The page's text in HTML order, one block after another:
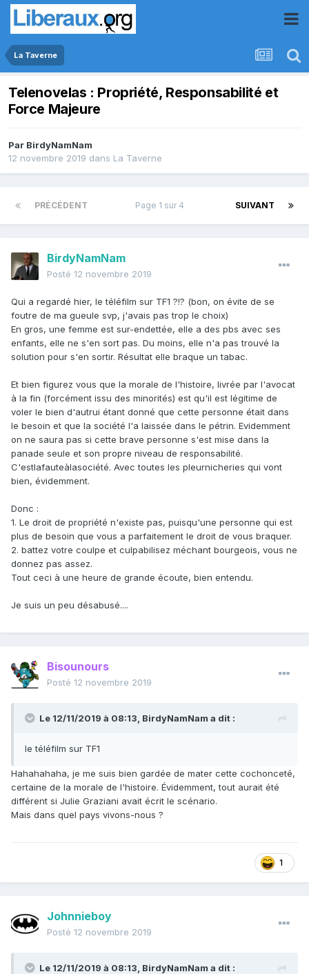
La Taverne
Telenovelas : Propriété, Responsabilité et
Force Majeure
Par BirdyNamNam
12 novembre 2019 dans La Taverne
PRÉCÉDENT SUIVANT
Page 1 sur 4
BirdyNamNam
Posté 12 novembre 2019
Qui a regardé hier, le téléfilm sur TF1 ?!? (bon, on évite de se
foutre de ma gueule svp, j'avais pas trop le choix)
En gros, une femme est sur-endettée, elle a des pbs avec ses
enfants, elle ne s'en sort pas. Du moins, elle n'a pas trouvé la
solution pour s'en sortir. Résultat elle braque un tabac.
Et bien figurez vous que la morale de l'histoire, livrée par l'avocat
à la fin (forcément issu des minorités) est qu'il est légitime de
voler le bien d'autrui étant donné que cette personne était dans
le besoin et que la société l'a laissée dans le pétrin. Evidemment
on ne saura pas si cette brave personne s'est mise dans la
panade seule et son propre niveau de responsabilité.
C'estlafauteàlasociété. Avec toutes les pleurnicheries qui vont
bien, évidemment.
Donc :
1. Le droit de propriété n'existe pas, puisqu'une personne qui est
plus de besoin que vous a parfaitement le droit de vous braquer.
2. battez votre coulpe et culpabilisez méchant bourgeois, vous ne
donnez pas assez.
Tout ceci à une heure de grande écoute, bien entendu.
Je suis un peu désabusé....
Bisounours
Posté 12 novembre 2019
Le 12/11/2019 à 08:13, BirdyNamNam a dit :
le téléfilm sur TF1
Hahahahaha, je me suis bien gardée de mater cette cochonceté,
certaine de la morale de l'histoire. Évidemment, tout aurait été
différent si Julie Graziani avait écrit le scénario.
Mais dans quel pays vivons-nous ?
1
Johnnieboy
Posté 12 novembre 2019
Le 12/11/2019 à 08:13, BirdyNamNam a dit :